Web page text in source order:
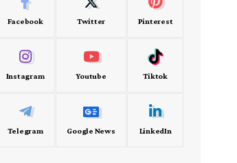
Facebook Twitter Pinterest
Instagram Youtube Tiktok
Telegram Google News LinkedIn